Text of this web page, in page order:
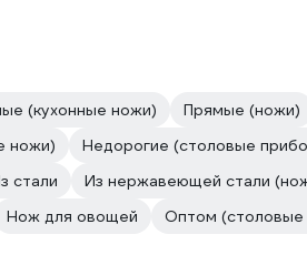
(кухонные ножи) Прямые (ножи)
ножи) Недорогие (столовые
стали
Из нержавеющей стали
Нож для овощей Оптом